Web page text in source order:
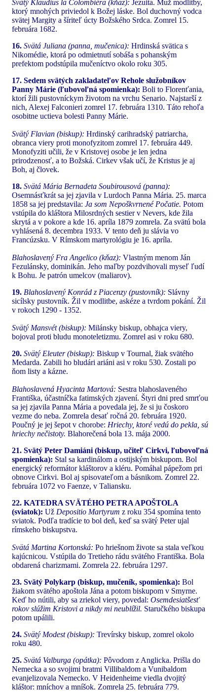
Svätý Klaudius la Colombiéra (kňaz): Jezuita. Muž modlitby,
ktorý mnohých priviedol k Božej láske. Bol duchovný vodca
svätej Margity a šíriteľ úcty Božského Srdca. Zomrel 15.
februára 1682.
16. Svätá Juliana (panna, mučenica): Hrdinská svätica s
Nikomédie, ktorá po odmietnutí sobáša s pohanským
prefektom podstúpila mučeníctvo okolo roku 305.
17. Sedem svätých zakladateľov Rehole služobníkov
Panny Márie (ľubovoľná spomienka): Boli to Florenťania,
ktorí žili pustovníckym životom na vrchu Senario. Najstarší z
nich, Alexej Falconieri zomrel 17. februára 1310. Táto rehoľa
osobitne uctieva bolesti Panny Márie.
Svätý Flavian (biskup): Hrdinský carihradský patriarcha,
obranca viery proti monofyzitom zomrel 17. februára 449.
Monofyziti učili, že v Kristovej osobe je len jedna
prirodzenosť, a to Božská. Cirkev však učí, že Kristus je aj
Boh, aj človek.
18. Svätá Mária Bernadeta Soubirousová (panna):
Osemnásťkrát sa jej zjavila v Lurdoch Panna Mária. 25. marca
1858 sa jej predstavila: Ja som Nepoškvrnené Počatie. Potom
vstúpila do kláštora Milosrdných sestier v Nevers, kde žila
skrytá a v pokore a kde 16. apríla 1879 zomrela. Za svätú bola
vyhlásená 8. decembra 1933. V tento deň ju slávia vo
Francúzsku. V Rímskom martyrológiu je 16. apríla.
Blahoslavený Fra Angelico (kňaz): Vlastným menom Ján
Fezulánsky, dominikán. Jeho maľby pozdvihovali myseľ ľudí
k Bohu. Je patrón umelcov (maliarov).
19. Blahoslavený Konrád z Piacenzy (pustovník): Slávny
sicílsky pustovník. Žil v modlitbe, askéze a tvrdom pokání. Žil
v rokoch 1290 - 1352.
Svätý Mansvét (biskup): Milánsky biskup, obhajca viery,
bojoval proti bludu monoteletizmu. Zomrel asi v roku 680.
20. Svätý Eleuter (biskup): Biskup v Tournal, žiak svätého
Medarda. Zabili ho bludári ariáni asi v roku 530. Zostali po
ňom listy a kázne.
Blahoslavená Hyacinta Martová: Sestra blahoslaveného
Františka, účastníčka fatimských zjavení. Štyri dni pred smrťou
sa jej zjavila Panna Mária a povedala jej, že si ju čoskoro
vezme do neba. Zomrela desať ročná 20. februára 1920.
Poučný je jej šepot v chorobe: Hriechy, ktoré vedú do pekla, sú
hriechy nečistoty. Blahorečená bola 13. mája 2000.
21. Svätý Peter Damiáni (biskup, učiteľ Cirkvi, ľubovoľná
spomienka): Stal sa kardinálom a ostijským biskupom. Bol
energický reformátor kláštorov a kléru. Pomáhal pápežom pri
obnove Cirkvi. Bol aj spisovateľom a básnikom. Zomrel 22.
februára 1072 vo Faenze, v Taliansku.
22. KATEDRA SVÄTÉHO PETRA APOŠTOLA
(sviatok): Už Depositio Martyrum z roku 354 spomína tento
sviatok. Podľa tradície to bol deň, keď sa svätý Peter ujal
rímskeho biskupstva.
Svätá Martina Kortonská: Po hriešnom živote sa stala veľkou
kajúcnicou. Vstúpila do Tretieho rádu svätého Františka. Bola
obdarená charizmami. Zomrela 22. februára 1297.
23. Svätý Polykarp (biskup, mučeník, spomienka): Bol
žiakom svätého apoštola Jána a potom biskupom v Smyrne.
Keď ho nútili, aby sa zriekol viery, povedal: Osemdesiatšesť
rokov slúžim Kristovi a nikdy mi neublížil. Staručkého biskupa
potom upálili.
24. Svätý Modest (biskup): Trevírsky biskup, zomrel okolo
roku 480.
25. Svätá Valburga (opátka): Pôvodom z Anglicka. Prišla do
Nemecka a so svojimi bratmi Villibaldom a Vunibaldom
evanjelizovala Nemecko. V Heidenheime viedla dvojitý
kláštor: mníchov a mníšok. Zomrela 25. februára 779.